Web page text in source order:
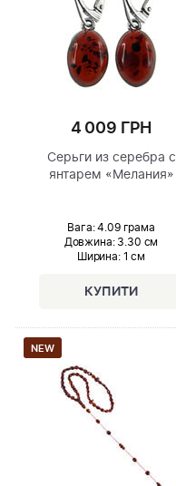
4 009 ГРН
Серьги из серебра с
янтарем «Мелания»
Вага: 4.09 грама
Довжина:3.30 см
Ширина: 1 см
NEW